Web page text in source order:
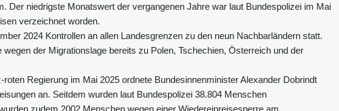
Der niedrigste Monatswert der vergangenen Jahre war laut Bundespolizei im Mai
verzeichnet worden.
2024 Kontrollen an allen Landesgrenzen zu den neun Nachbarländern statt.
der Migrationslage bereits zu Polen, Tschechien, Österreich und der
Regierung im Mai 2025 ordnete Bundesinnenminister Alexander Dobrindt
an. Seitdem wurden laut Bundespolizei 38.804 Menschen
zudem 2002 Menschen wegen einer Wiedereinreisesperre am